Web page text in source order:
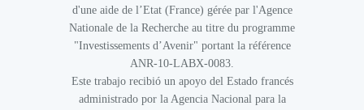
d'une aide de l’Etat (France) gérée par l'Agence
Nationale de la Recherche au titre du programme
"Investissements d’Avenir" portant la référence
ANR-10-LABX-0083.
Este trabajo recibió un apoyo del Estado francés
administrado por la Agencia Nacional para la